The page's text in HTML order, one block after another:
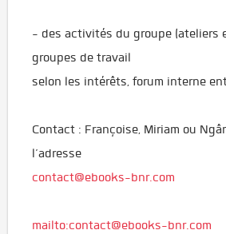
- des activités du groupe (ateliers
groupes de travail
selon les intérêts, forum interne
Contact : Françoise, Miriam ou
l’adresse
contact@ebooks-bnr.com
mailto:contact@ebooks-bnr.com